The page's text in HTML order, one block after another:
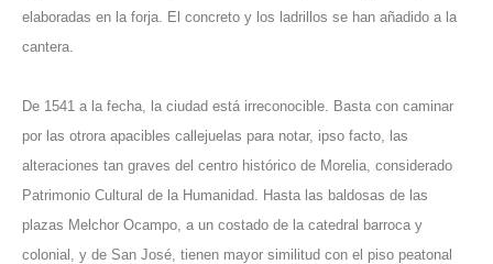
elaboradas en la forja. El concreto y los ladrillos se han añadido a la
cantera.
De 1541 a la fecha, la ciudad está irreconocible. Basta con caminar
por las otrora apacibles callejuelas para notar, ipso facto, las
alteraciones tan graves del centro histórico de Morelia, considerado
Patrimonio Cultural de la Humanidad. Hasta las baldosas de las
plazas Melchor Ocampo, a un costado de la catedral barroca y
colonial, y de San José, tienen mayor similitud con el piso peatonal